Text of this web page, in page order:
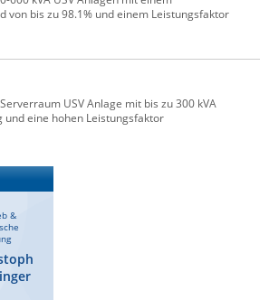
/ Kommunikation
/ Kommunikation
von bis zu 98.1% und einem Leistungsfaktor
USV Anlage mit bis zu 300 kVA
und eine hohen Leistungsfaktor
&